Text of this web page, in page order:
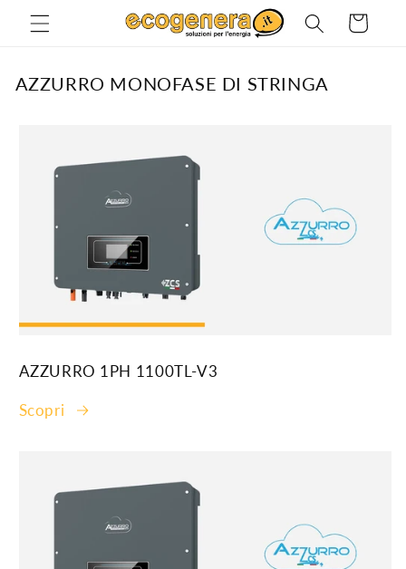
direttamente
Carrello
AZZURRO MONOFASE DI STRINGA
AZZURRO 1PH 1100TL-V3
Scopri